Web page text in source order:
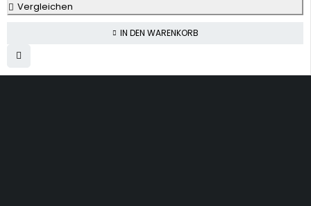
Vergleichen
IN DEN WARENKORB